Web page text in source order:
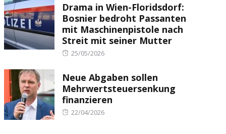
Drama in Wien-Floridsdorf:
Bosnier bedroht Passanten
mit Maschinenpistole nach
Streit mit seiner Mutter
Posted
25/05/2026
Neue Abgaben sollen
Mehrwertsteuersenkung
finanzieren
Posted
22/04/2026